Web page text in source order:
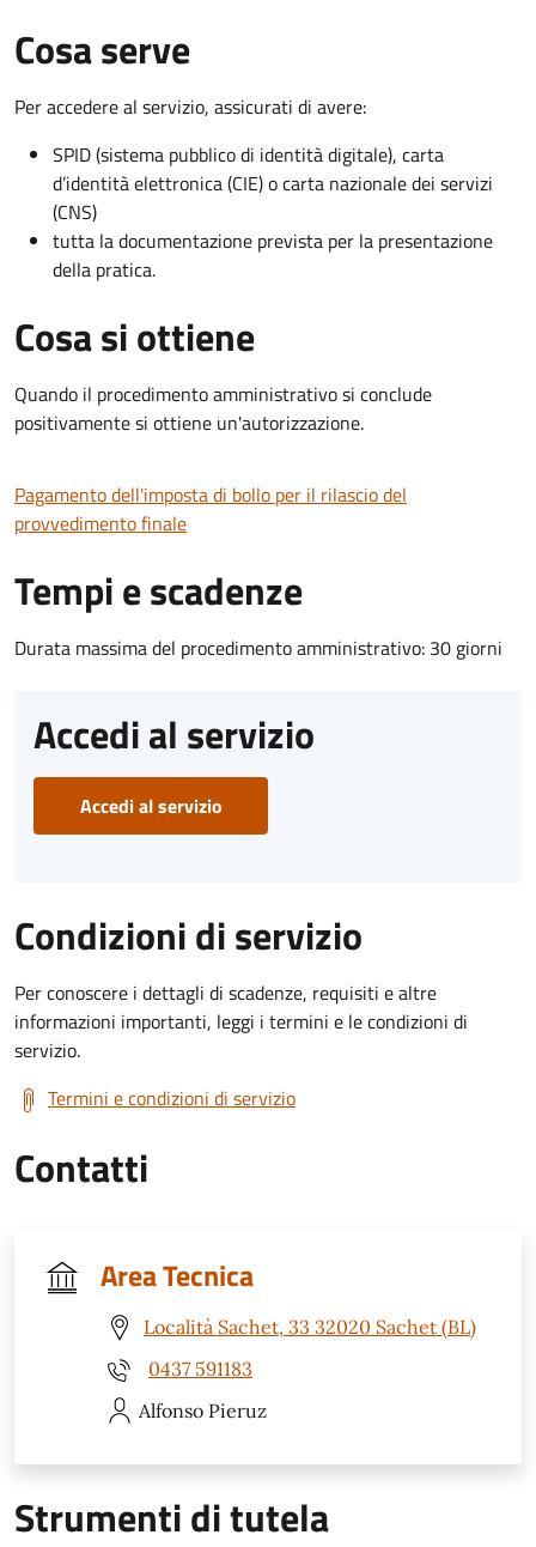
Cosa serve
Per accedere al servizio, assicurati di avere:
SPID (sistema pubblico di identità digitale), carta
d’identità elettronica (CIE) o carta nazionale dei servizi
(CNS)
tutta la documentazione prevista per la presentazione
della pratica.
Cosa si ottiene
Quando il procedimento amministrativo si conclude
positivamente si ottiene un'autorizzazione.
Pagamento dell'imposta di bollo per il rilascio del
provvedimento finale
Tempi e scadenze
Durata massima del procedimento amministrativo: 30 giorni
Accedi al servizio
Accedi al servizio
Condizioni di servizio
Per conoscere i dettagli di scadenze, requisiti e altre
informazioni importanti, leggi i termini e le condizioni di
servizio.
Termini e condizioni di servizio
Contatti
Area Tecnica
Località Sachet, 33 32020 Sachet (BL)
0437 591183
Alfonso Pieruz
Strumenti di tutela